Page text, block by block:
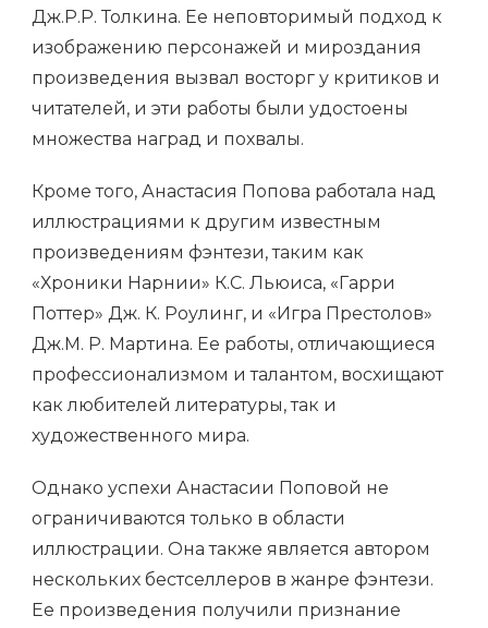
Дж.Р.Р. Толкина. Ее неповторимый подход к
изображению персонажей и мироздания
произведения вызвал восторг у критиков и
читателей, и эти работы были удостоены
множества наград и похвалы.
Кроме того, Анастасия Попова работала над
иллюстрациями к другим известным
произведениям фэнтези, таким как
«Хроники Нарнии» К.С. Льюиса, «Гарри
Поттер» Дж. К. Роулинг, и «Игра Престолов»
Дж.М. Р. Мартина. Ее работы, отличающиеся
профессионализмом и талантом, восхищают
как любителей литературы, так и
художественного мира.
Однако успехи Анастасии Поповой не
ограничиваются только в области
иллюстрации. Она также является автором
нескольких бестселлеров в жанре фэнтези.
Ее произведения получили признание